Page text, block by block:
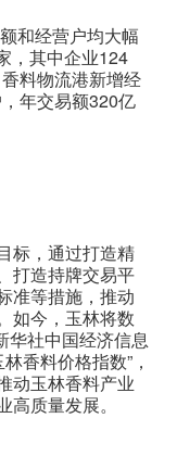
和经营户均大幅
，其中企业124
料物流港新增经
年交易额320亿
标，通过打造精
打造持牌交易平
准等措施，推动
如今，玉林将数
华社中国经济信息
香料价格指数”，
动玉林香料产业
质量发展。